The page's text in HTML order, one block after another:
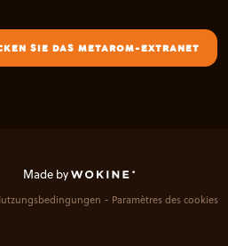
SIE DAS METAROM-EXTRANET
Made by
Paramètres des cookies